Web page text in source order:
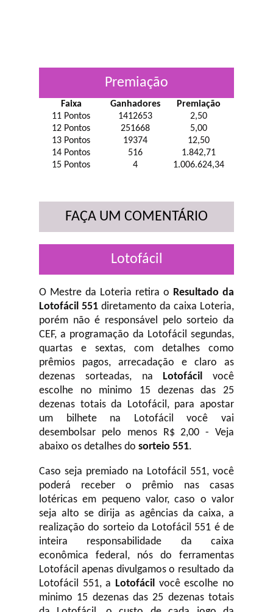
Premiação
Faixa Ganhadores
Premiação
11 Pontos
1412653
2,50
12 Pontos
251668
5,00
13 Pontos
19374
12,50
14 Pontos
516
1.842,71
15 Pontos
4 1.006.624,34
FAÇA UM COMENTÁRIO
Lotofácil
O Mestre da Loteria retira o Resultado da
Lotofácil 551 diretamento da caixa Loteria,
porém não é responsável pelo sorteio da
CEF, a programação da Lotofácil segundas,
quartas e sextas, com detalhes como
prêmios pagos, arrecadação e claro as
dezenas sorteadas, na Lotofácil você
escolhe no minimo 15 dezenas das 25
dezenas totais da Lotofácil, para apostar
um bilhete na Lotofácil você vai
desembolsar pelo menos R$ 2,00 - Veja
abaixo os detalhes do sorteio 551.
Caso seja premiado na Lotofácil 551, você
poderá receber o prêmio nas casas
lotéricas em pequeno valor, caso o valor
seja alto se dirija as agências da caixa, a
realização do sorteio da Lotofácil 551 é de
inteira responsabilidade da caixa
econômica federal, nós do ferramentas
Lotofácil apenas divulgamos o resultado da
Lotofácil 551, a Lotofácil você escolhe no
minimo 15 dezenas das 25 dezenas totais